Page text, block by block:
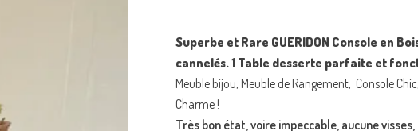
Superbe et Rare GUERIDON Console en
cannelés. 1 Table desserte parfaite et
Meuble bijou, Meuble de Rangement, Console
Charme !
Très bon état, voire impeccable, aucune